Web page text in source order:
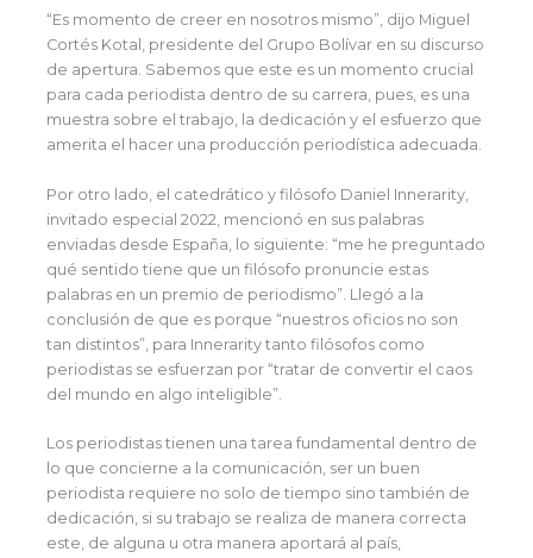
“Es momento de creer en nosotros mismo”, dijo Miguel
Cortés Kotal, presidente del Grupo Bolívar en su discurso
de apertura. Sabemos que este es un momento crucial
para cada periodista dentro de su carrera, pues, es una
muestra sobre el trabajo, la dedicación y el esfuerzo que
amerita el hacer una producción periodística adecuada.
Por otro lado, el catedrático y filósofo Daniel Innerarity,
invitado especial 2022, mencionó en sus palabras
enviadas desde España, lo siguiente: “me he preguntado
qué sentido tiene que un filósofo pronuncie estas
palabras en un premio de periodismo”. Llegó a la
conclusión de que es porque “nuestros oficios no son
tan distintos”, para Innerarity tanto filósofos como
periodistas se esfuerzan por “tratar de convertir el caos
del mundo en algo inteligible”.
Los periodistas tienen una tarea fundamental dentro de
lo que concierne a la comunicación, ser un buen
periodista requiere no solo de tiempo sino también de
dedicación, si su trabajo se realiza de manera correcta
este, de alguna u otra manera aportará al país,